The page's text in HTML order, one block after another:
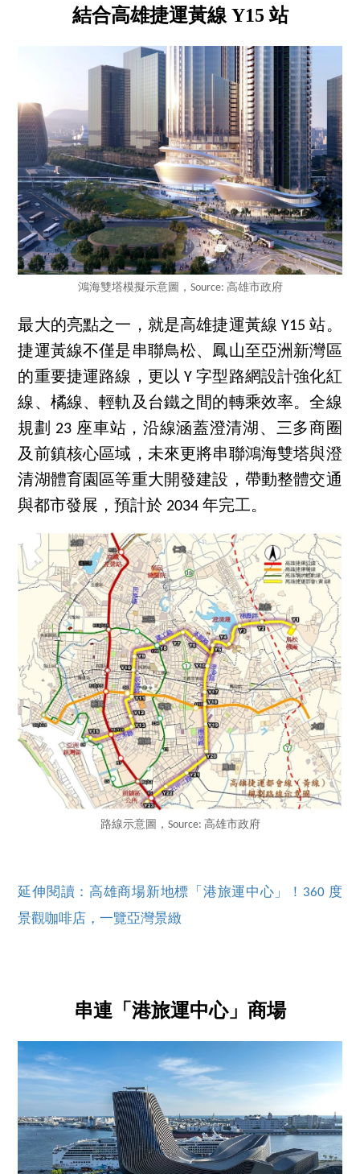
結合高雄捷運黃線 Y15 站
鴻海雙塔模擬示意圖，Source: 高雄市政府
最大的亮點之一，就是高雄捷運黃線 Y15 站。
捷運黃線不僅是串聯鳥松、鳳山至亞洲新灣區
的重要捷運路線，更以 Y 字型路網設計強化紅
線、橘線、輕軌及台鐵之間的轉乘效率。全線
規劃 23 座車站，沿線涵蓋澄清湖、三多商圈
及前鎮核心區域，未來更將串聯鴻海雙塔與澄
清湖體育園區等重大開發建設，帶動整體交通
與都市發展，預計於 2034 年完工。
路線示意圖，Source: 高雄市政府
延伸閱讀：高雄商場新地標「港旅運中心」！360 度
景觀咖啡店，一覽亞灣景緻
串連「港旅運中心」商場